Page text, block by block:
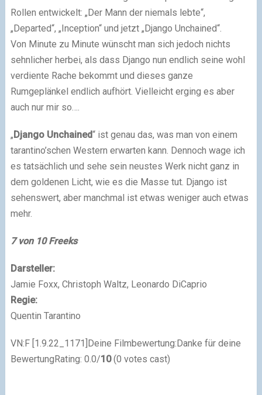
Rollen entwickelt: „Der Mann der niemals lebte“,
„Departed“, „Inception“ und jetzt „Django Unchained“.
Von Minute zu Minute wünscht man sich jedoch nichts
sehnlicher herbei, als dass Django nun endlich seine wohl
verdiente Rache bekommt und dieses ganze
Rumgeplänkel endlich aufhört. Vielleicht erging es aber
auch nur mir so….
„ Django Unchained“ ist genau das, was man von einem
tarantino’schen Western erwarten kann. Dennoch wage ich
es tatsächlich und sehe sein neustes Werk nicht ganz in
dem goldenen Licht, wie es die Masse tut. Django ist
sehenswert, aber manchmal ist etwas weniger auch etwas
mehr.
7 von 10 Freeks
Darsteller:
Jamie Foxx, Christoph Waltz, Leonardo DiCaprio
Regie:
Quentin Tarantino
VN:F [1.9.22_1171]Deine Filmbewertung:Danke für deine
BewertungRating: 0.0/10(0 votes cast)